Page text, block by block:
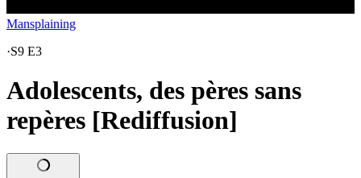
Mansplaining
·S9 E3
Adolescents, des pères sans
repères [Rediffusion]